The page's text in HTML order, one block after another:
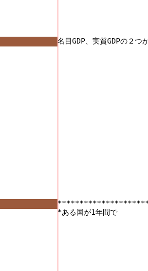
名目GDP、実質GDPの２つ
*ある国が1年間で